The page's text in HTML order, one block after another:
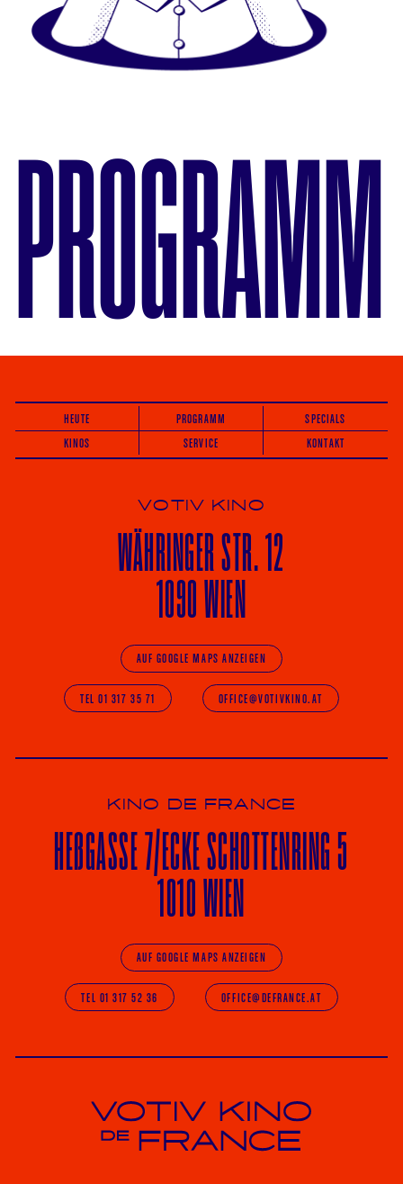
PROGRAMM
HEUTE PROGRAMM
SPECIALS
KINOS
SERVICE KONTAKT
VOTIV KINO
WÄHRINGERSTR. 12
1090 WIEN
AUF GOOGLE MAPS ANZEIGEN
TEL 01 317 35 71 OFFICE@VOTIVKINO.AT
KINO DE FRANCE
HEßGASSE 7/ECKESCHOTTENRING 5
1010 WIEN
AUF GOOGLE MAPS ANZEIGEN
TEL 01 317 52 36 OFFICE@DEFRANCE.AT
Votiv Kino und Kino De France in Wien